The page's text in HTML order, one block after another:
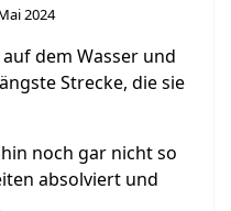
2024
dem Wasser und
Strecke, die sie
noch gar nicht so
absolviert und